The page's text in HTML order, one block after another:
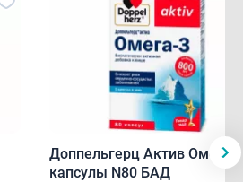
Доппельгерц Актив Омега-3
капсулы N80 БАД